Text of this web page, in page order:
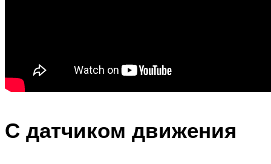
С датчиком движения